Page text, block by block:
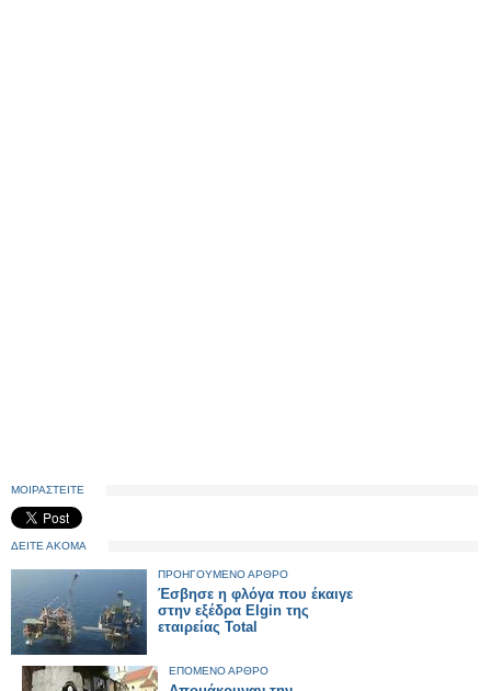
ΜΟΙΡΑΣΤΕΙΤΕ
ΔΕΙΤΕ ΑΚΟΜΑ
ΠΡΟΗΓΟΥΜΕΝΟ ΑΡΘΡΟ
Έσβησε η φλόγα που έκαιγε
στην εξέδρα Elgin της
εταιρείας Total
ΕΠΟΜΕΝΟ ΑΡΘΡΟ